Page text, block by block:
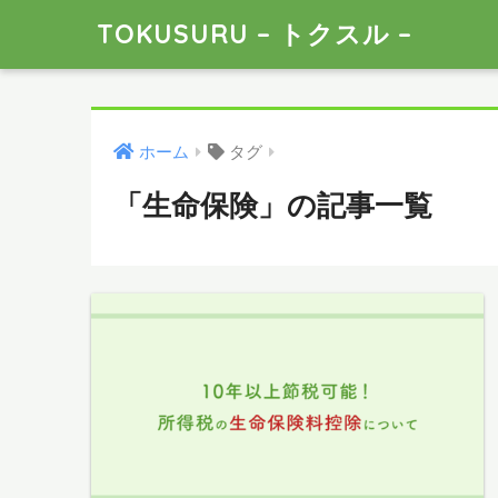
TOKUSURU – トクスル –
ホーム タグ
「生命保険」の記事一覧